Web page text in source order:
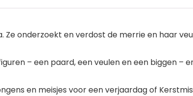
onderzoekt en verdost de merrie en haar
– een paard, een veulen en een biggen –
en meisjes voor een verjaardag of